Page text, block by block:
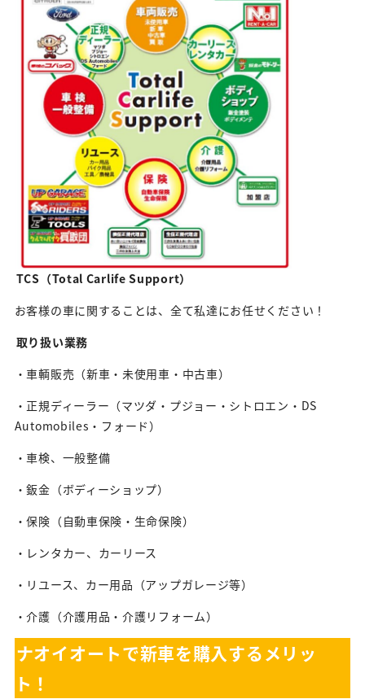
TCS（Total Carlife Support）
お客様の車に関することは、全て私達にお任せください！
取り扱い業務
・車輌販売（新車・未使用車・中古車）
・正規ディーラー（マツダ・プジョー・シトロエン・DS
Automobiles・フォード）
・車検、一般整備
・鈑金（ボディーショップ）
・保険（自動車保険・生命保険）
・レンタカー、カーリース
・リユース、カー用品（アップガレージ等）
・介護（介護用品・介護リフォーム）
ナオイオートで新車を購入するメリッ
ト！